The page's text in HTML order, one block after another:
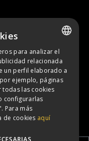
SPANISH
CATALAN
para analizar el
relacionada
un perfil elaborado a
ejemplo, páginas
todas las cookies
configurarlas
Para más
de cookies aquí